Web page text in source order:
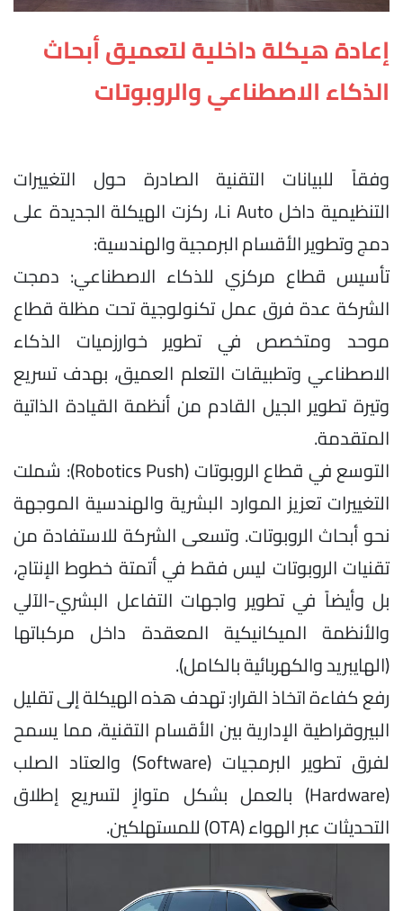
إعادة هيكلة داخلية لتعميق أبحاث
الذكاء الاصطناعي والروبوتات
وفقاً للبيانات التقنية الصادرة حول التغييرات
التنظيمية داخل Li Auto، ركزت الهيكلة الجديدة على
دمج وتطوير الأقسام البرمجية والهندسية:
تأسيس قطاع مركزي للذكاء الاصطناعي: دمجت
الشركة عدة فرق عمل تكنولوجية تحت مظلة قطاع
موحد ومتخصص في تطوير خوارزميات الذكاء
الاصطناعي وتطبيقات التعلم العميق، بهدف تسريع
وتيرة تطوير الجيل القادم من أنظمة القيادة الذاتية
المتقدمة.
التوسع في قطاع الروبوتات (Robotics Push): شملت
التغييرات تعزيز الموارد البشرية والهندسية الموجهة
نحو أبحاث الروبوتات. وتسعى الشركة للاستفادة من
تقنيات الروبوتات ليس فقط في أتمتة خطوط الإنتاج،
بل وأيضاً في تطوير واجهات التفاعل البشري-الآلي
والأنظمة الميكانيكية المعقدة داخل مركباتها
(الهايبريد والكهربائية بالكامل).
رفع كفاءة اتخاذ القرار: تهدف هذه الهيكلة إلى تقليل
البيروقراطية الإدارية بين الأقسام التقنية، مما يسمح
لفرق تطوير البرمجيات (Software) والعتاد الصلب
(Hardware) بالعمل بشكل متوازٍ لتسريع إطلاق
التحديثات عبر الهواء (OTA) للمستهلكين.